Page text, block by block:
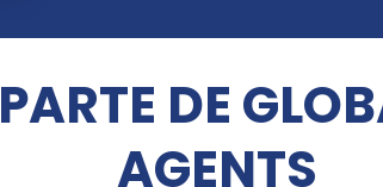
PARTE DE
AGENTS